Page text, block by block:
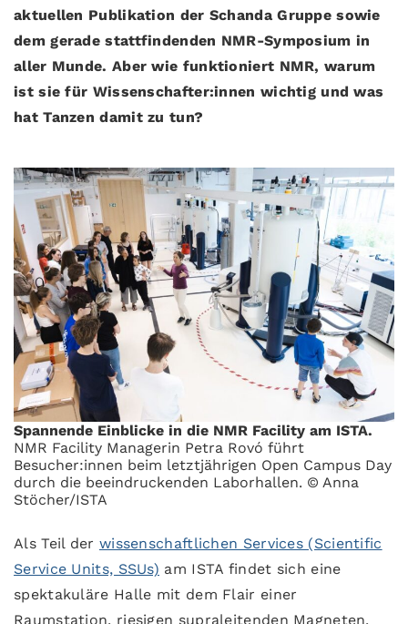
aktuellen Publikation der Schanda Gruppe sowie
dem gerade stattfindenden NMR-Symposium in
aller Munde. Aber wie funktioniert NMR, warum
ist sie für Wissenschafter:innen wichtig und was
hat Tanzen damit zu tun?
Spannende Einblicke in die NMR Facility am ISTA.
NMR Facility Managerin Petra Rovó führt
Besucher:innen beim letztjährigen Open Campus Day
durch die beeindruckenden Laborhallen. © Anna
Stöcher/ISTA
Als Teil der wissenschaftlichen Services (Scientific
Service Units, SSUs) am ISTA findet sich eine
spektakuläre Halle mit dem Flair einer
Raumstation, riesigen supraleitenden Magneten,